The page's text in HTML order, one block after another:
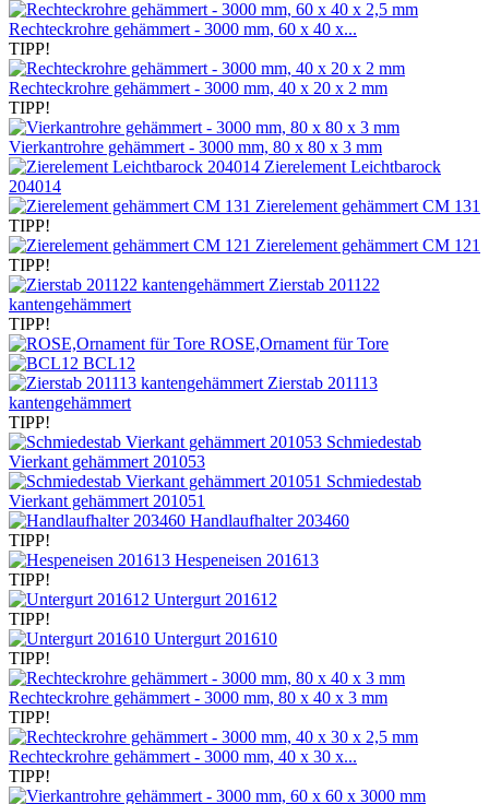
Rechteckrohre gehämmert - 3000 mm, 60 x 40 x...
TIPP!
Rechteckrohre gehämmert - 3000 mm, 40 x 20 x 2 mm
TIPP!
Vierkantrohre gehämmert - 3000 mm, 80 x 80 x 3 mm
Zierelement Leichtbarock
204014
Zierelement gehämmert CM 131
TIPP!
Zierelement gehämmert CM 121
TIPP!
Zierstab 201122
kantengehämmert
TIPP!
ROSE,Ornament für Tore
BCL12
Zierstab 201113
kantengehämmert
TIPP!
Schmiedestab
Vierkant gehämmert 201053
Schmiedestab
Vierkant gehämmert 201051
Handlaufhalter 203460
TIPP!
Hespeneisen 201613
TIPP!
Untergurt 201612
TIPP!
Untergurt 201610
TIPP!
Rechteckrohre gehämmert - 3000 mm, 80 x 40 x 3 mm
TIPP!
Rechteckrohre gehämmert - 3000 mm, 40 x 30 x...
TIPP!